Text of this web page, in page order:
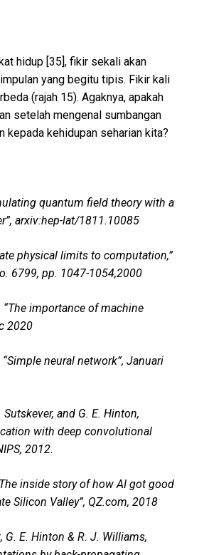
hidup [35], fikir sekali akan
yang begitu tipis. Fikir kali
(rajah 15). Agaknya, apakah
setelah mengenal sumbangan
kepada kehidupan seharian kita?
quantum field theory with a
arxiv:hep-lat/1811.10085
physical limits to computation,”
6799, pp. 1047-1054,2000
importance of machine
2020
neural network”, Januari
and G. E. Hinton,
with deep convolutional
2012.
inside story of how AI got good
Silicon Valley”, QZ.com, 2018
G. E. Hinton & R. J. Williams,